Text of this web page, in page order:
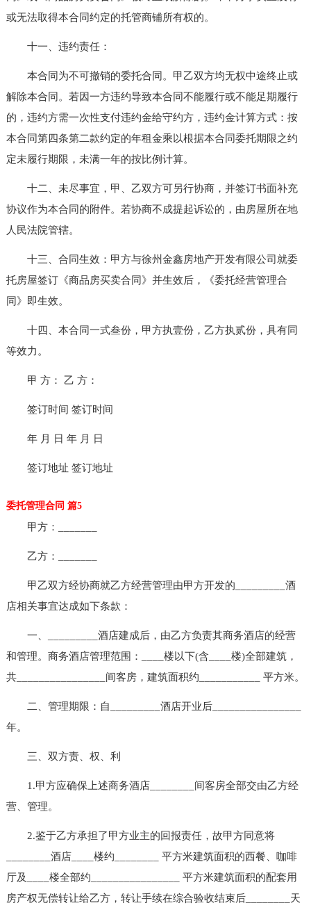
或无法取得本合同约定的托管商铺所有权的。
十一、违约责任：
本合同为不可撤销的委托合同。甲乙双方均无权中途终止或
解除本合同。若因一方违约导致本合同不能履行或不能足期履行
的，违约方需一次性支付违约金给守约方，违约金计算方式：按
本合同第四条第二款约定的年租金乘以根据本合同委托期限之约
定未履行期限，未满一年的按比例计算。
十二、未尽事宜，甲、乙双方可另行协商，并签订书面补充
协议作为本合同的附件。若协商不成提起诉讼的，由房屋所在地
人民法院管辖。
十三、合同生效：甲方与徐州金鑫房地产开发有限公司就委
托房屋签订《商品房买卖合同》并生效后，《委托经营管理合
同》即生效。
十四、本合同一式叁份，甲方执壹份，乙方执贰份，具有同
等效力。
甲 方： 乙 方：
签订时间 签订时间
年 月 日 年 月 日
签订地址 签订地址
委托管理合同 篇5
甲方：_______
乙方：_______
甲乙双方经协商就乙方经营管理由甲方开发的_________酒
店相关事宜达成如下条款：
一、_________酒店建成后，由乙方负责其商务酒店的经营
和管理。商务酒店管理范围：____楼以下(含____楼)全部建筑，
共________________间客房，建筑面积约___________ 平方米。
二、管理期限：自_________酒店开业后________________
年。
三、双方责、权、利
1.甲方应确保上述商务酒店________间客房全部交由乙方经
营、管理。
2.鉴于乙方承担了甲方业主的回报责任，故甲方同意将
________酒店____楼约________ 平方米建筑面积的西餐、咖啡
厅及____楼全部约________________ 平方米建筑面积的配套用
房产权无偿转让给乙方，转让手续在综合验收结束后________天